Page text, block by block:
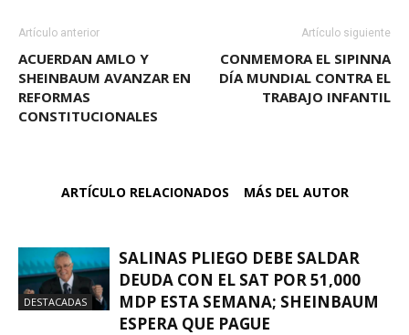
Artículo anterior
ACUERDAN AMLO Y
SHEINBAUM AVANZAR EN
REFORMAS
CONSTITUCIONALES
Artículo siguiente
CONMEMORA EL SIPINNA
DÍA MUNDIAL CONTRA EL
TRABAJO INFANTIL
ARTÍCULO RELACIONADOS MÁS DEL AUTOR
DESTACADAS
SALINAS PLIEGO DEBE SALDAR
DEUDA CON EL SAT POR 51,000
MDP ESTA SEMANA; SHEINBAUM
ESPERA QUE PAGUE